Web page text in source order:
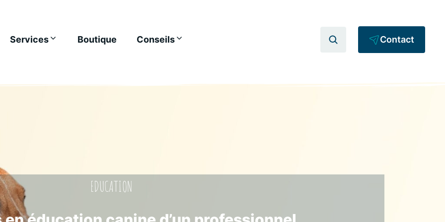
Services Boutique Conseils Contact
EDUCATION